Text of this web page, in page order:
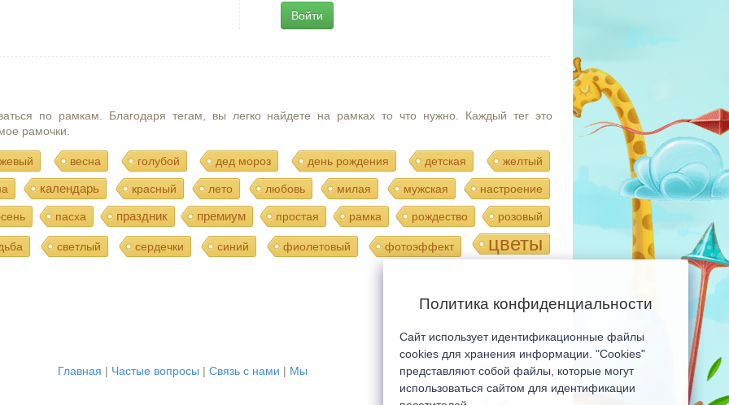
Войти
по рамкам. Благодаря тегам, вы легко найдете на рамках то что нужно. Каждый тег это
рамочки.
весна голубой дед мороз день рождения детская желтый
календарь красный лето любовь милая мужская настроение
пасха праздник премиум простая рамка рождество розовый
светлый сердечки синий фиолетовый фотоэффект цветы
Мобильная версия сайта
Главная | Частые вопросы | Связь с нами | Мы
Политика конфиденциальности
Сайт использует идентификационные файлы
cookies для хранения информации. "Cookies"
представляют собой файлы, которые могут
использоваться сайтом для идентификации